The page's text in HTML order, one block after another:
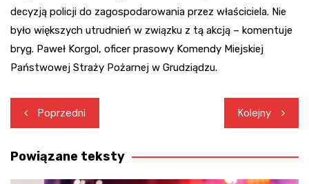
decyzją policji do zagospodarowania przez właściciela. Nie
było większych utrudnień w związku z tą akcją – komentuje
bryg. Paweł Korgol, oficer prasowy Komendy Miejskiej
Państwowej Straży Pożarnej w Grudziądzu.
Nawigacja
wpisu
Poprzedni Kolejny
Powiązane teksty